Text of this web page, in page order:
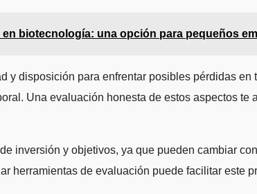
biotecnología: una opción para pequeños
disposición para enfrentar posibles pérdidas
Una evaluación honesta de estos aspectos
inversión y objetivos, ya que pueden cambiar
herramientas de evaluación puede facilitar este